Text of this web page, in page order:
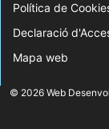
Política de
Declaració
Mapa web
© 2026 Web